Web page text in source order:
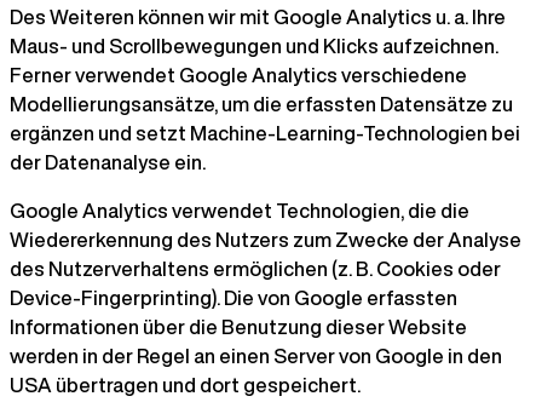
Des Weiteren können wir mit Google Analytics u. a. Ihre
Maus- und Scrollbewegungen und Klicks aufzeichnen.
Ferner verwendet Google Analytics verschiedene
Modellierungsansätze, um die erfassten Datensätze zu
ergänzen und setzt Machine-Learning-Technologien bei
der Datenanalyse ein.
Google Analytics verwendet Technologien, die die
Wiedererkennung des Nutzers zum Zwecke der Analyse
des Nutzerverhaltens ermöglichen (z. B. Cookies oder
Device-Fingerprinting). Die von Google erfassten
Informationen über die Benutzung dieser Website
werden in der Regel an einen Server von Google in den
USA übertragen und dort gespeichert.